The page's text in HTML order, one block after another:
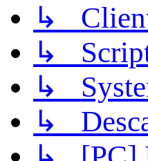
↳
↳
↳
↳